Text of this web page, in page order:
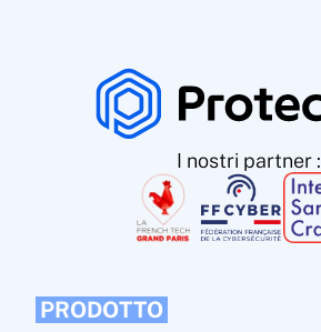
I nostri partner :
PRODOTTO